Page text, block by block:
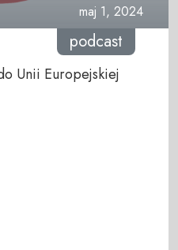
maj 1, 2024
podcast
Unii Europejskiej